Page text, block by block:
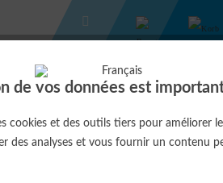
de vos données est
cookies et des outils tiers pour améliorer
des analyses et vous fournir un contenu